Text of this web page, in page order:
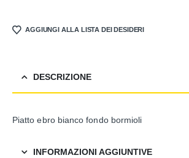
AGGIUNGI ALLA LISTA DEI DESIDERI
DESCRIZIONE
Piatto ebro bianco fondo bormioli
INFORMAZIONI AGGIUNTIVE